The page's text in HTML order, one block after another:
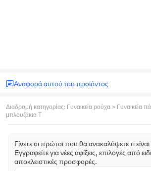
Αναφορά αυτού του προϊόντος
Διαδρομή κατηγορίας: Γυναικεία ρούχα > Γυναικεία
μπλουζάκια T
Γίνετε οι πρώτοι που θα ανακαλύψετε τι
Εγγραφείτε για νέες αφίξεις, επιλογές από
αποκλειστικές προσφορές.